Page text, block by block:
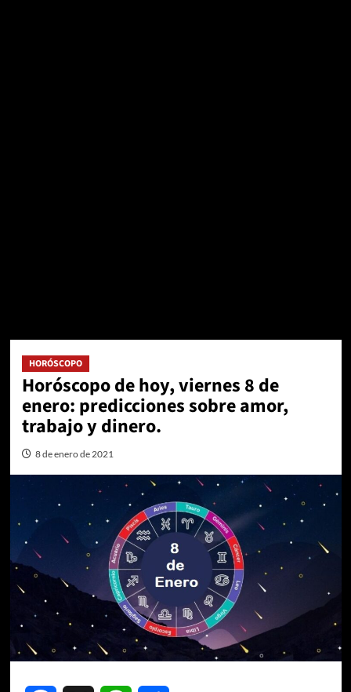
HORÓSCOPO
Horóscopo de hoy, viernes 8 de
enero: predicciones sobre amor,
trabajo y dinero.
8 de enero de 2021